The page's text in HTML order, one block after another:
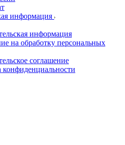
информация
информация
на обработку персональных
соглашение